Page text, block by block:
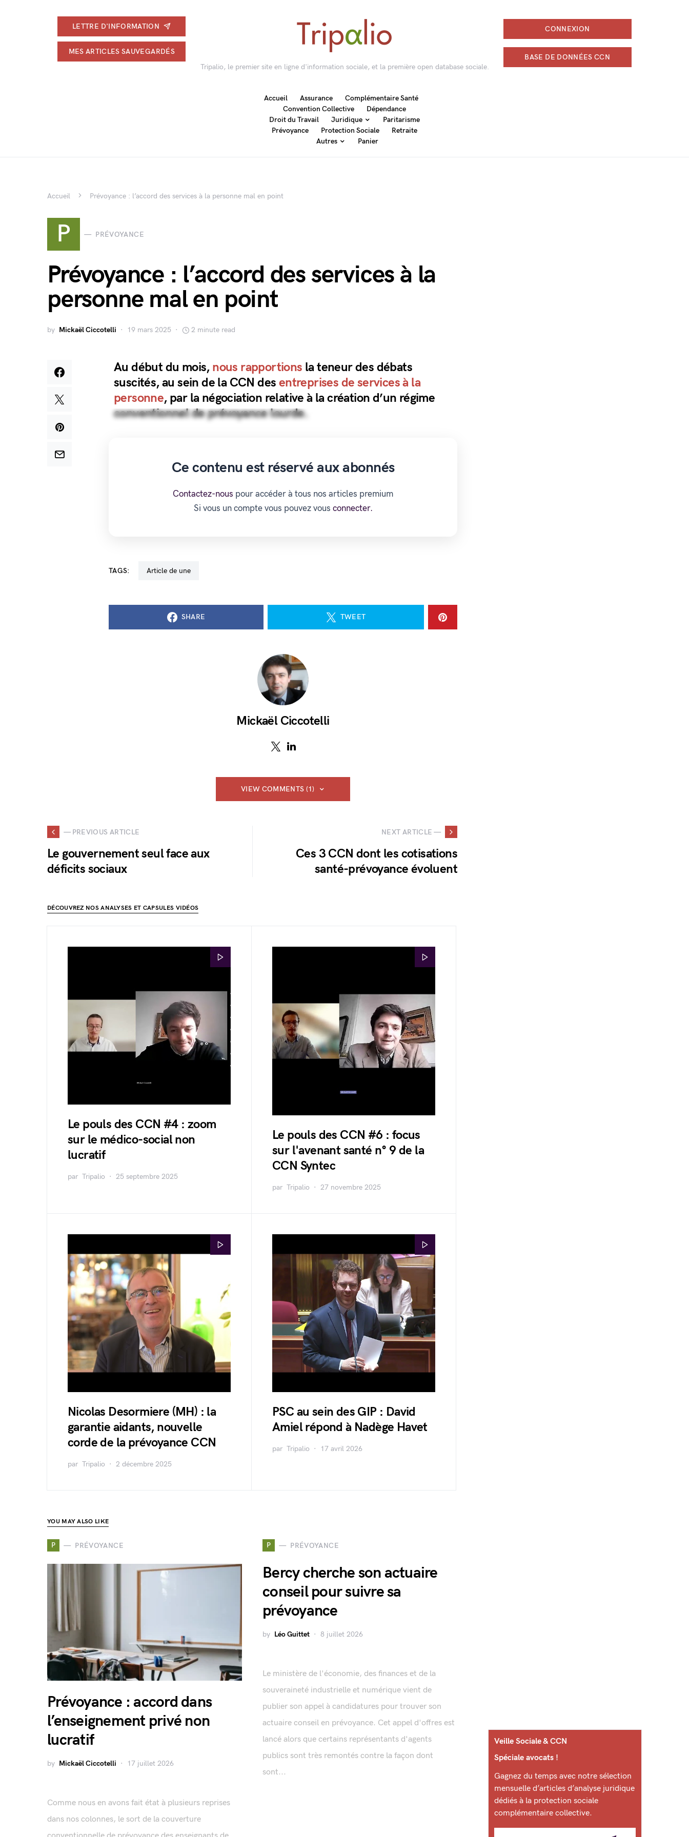
LETTRE D'INFORMATION
MES ARTICLES SAUVEGARDÉS
Tripalio, le premier site en ligne d'information sociale, et la première open database sociale.
CONNEXION
BASE DE DONNÉES CCN
Accueil Assurance
Complémentaire Santé
Convention Collective
Dépendance
Droit du Travail
Juridique
Paritarisme
Prévoyance
Protection Sociale
Retraite
Autres
Panier
Accueil Prévoyance : l’accord des services à la personne mal en point
P PRÉVOYANCE
Prévoyance : l’accord des services à la
personne mal en point
by Mickaël Ciccotelli 19 mars 2025 2 minute read
Au début du mois, nous rapportions la teneur des débats
suscités, au sein de la CCN des entreprises de services à la
personne, par la négociation relative à la création d’un régime
conventionnel de prévoyance lourde.
Ce contenu est réservé aux abonnés
Contactez-nous pour accéder à tous nos articles premium
Si vous un compte vous pouvez vous connecter.
TAGS: Article de une
SHARE TWEET
Mickaël Ciccotelli
VIEW COMMENTS (1)
— PREVIOUS ARTICLE
Le gouvernement seul face aux
déficits sociaux
NEXT ARTICLE —
Ces 3 CCN dont les cotisations
santé-prévoyance évoluent
DÉCOUVREZ NOS ANALYSES ET CAPSULES VIDÉOS
Le pouls des CCN #4 : zoom
sur le médico-social non
lucratif
par Tripalio 25 septembre 2025
Le pouls des CCN #6 : focus
sur l'avenant santé n° 9 de la
CCN Syntec
par Tripalio 27 novembre 2025
Nicolas Desormiere (MH) : la
garantie aidants, nouvelle
corde de la prévoyance CCN
par Tripalio 2 décembre 2025
PSC au sein des GIP : David
Amiel répond à Nadège Havet
par Tripalio 17 avril 2026
YOU MAY ALSO LIKE
P PRÉVOYANCE
Prévoyance : accord dans
l’enseignement privé non
lucratif
by Mickaël Ciccotelli 17 juillet 2026
Comme nous en avons fait état à plusieurs reprises
dans nos colonnes, le sort de la couverture
P PRÉVOYANCE
Bercy cherche son actuaire
conseil pour suivre sa
prévoyance
by Léo Guittet 8 juillet 2026
Le ministère de l'économie, des finances et de la
souveraineté industrielle et numérique vient de
publier son appel à candidatures pour trouver son
actuaire conseil en prévoyance. Cet appel d'offres est
lancé alors que certains représentants d'agents
publics sont très remontés contre la façon dont
sont...
Veille Sociale & CCN
Spéciale avocats !
Gagnez du temps avec notre sélection
mensuelle d’articles d’analyse juridique
dédiés à la protection sociale
complémentaire collective.